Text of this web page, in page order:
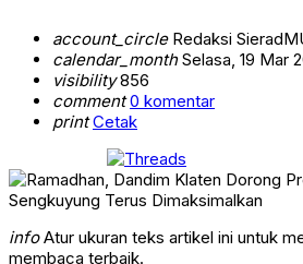
account_circleRedaksi
calendar_monthSelasa, 19 Mar
visibility856
comment 0 komentar
print Cetak
infoAtur ukuran teks artikel ini untuk
membaca terbaik.